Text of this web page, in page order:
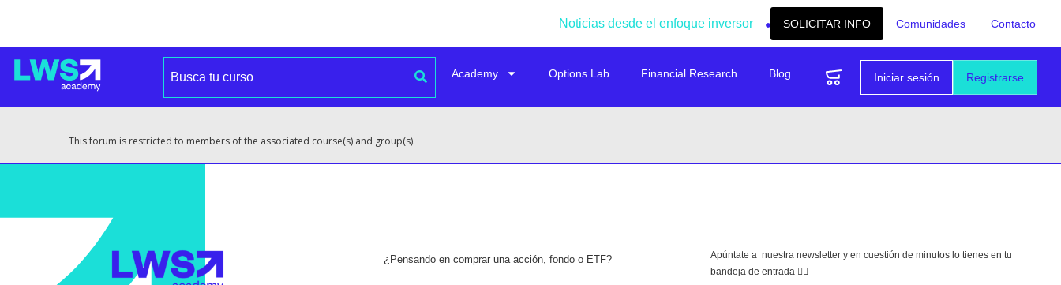
Noticias desde el enfoque inversor SOLICITAR INFO Comunidades Contacto
Registrarse
Iniciar sesión
Academy Options Lab Financial Research Blog
This forum is restricted to members of the associated course(s) and group(s).
¿Pensando en comprar una acción, fondo o ETF?
Apúntate a nuestra newsletter y en cuestión de minutos lo tienes en tu
bandeja de entrada 👇🏻